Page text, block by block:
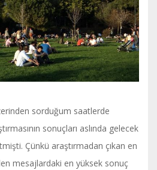
sorduğum saatlerde
sonuçları aslında gelecek
Çünkü araştırmadan çıkan en
mesajlardaki en yüksek sonuç